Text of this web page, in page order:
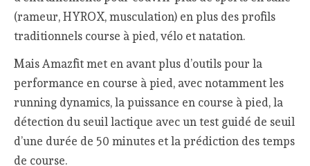
(rameur, HYROX, musculation) en plus des profils
traditionnels course à pied, vélo et natation.
Mais Amazfit met en avant plus d’outils pour la
performance en course à pied, avec notamment les
running dynamics, la puissance en course à pied, la
détection du seuil lactique avec un test guidé de seuil
d’une durée de 50 minutes et la prédiction des temps
de course.